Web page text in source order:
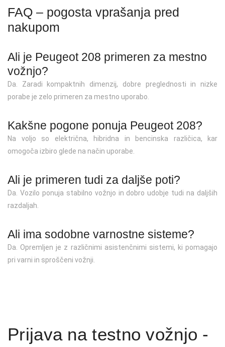
FAQ – pogosta vprašanja pred
nakupom
Ali je Peugeot 208 primeren za mestno
vožnjo?
Da. Zaradi kompaktnih dimenzij, dobre preglednosti in nizke
porabe je zelo primeren za mestno uporabo.
Kakšne pogone ponuja Peugeot 208?
Na voljo so električna, hibridna in bencinska različica, kar
omogoča izbiro glede na način uporabe.
Ali je primeren tudi za daljše poti?
Da. Vozilo ponuja stabilno vožnjo in dobro udobje tudi na daljših
razdaljah.
Ali ima sodobne varnostne sisteme?
Da. Opremljen je z različnimi asistenčnimi sistemi, ki pomagajo
pri varni in sproščeni vožnji.
Prijava na testno vožnjo -